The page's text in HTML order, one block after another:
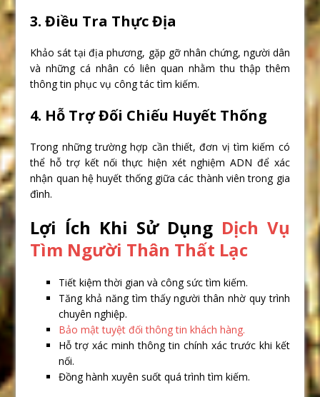
3. Điều Tra Thực Địa
Khảo sát tại địa phương, gặp gỡ nhân chứng, người dân
và những cá nhân có liên quan nhằm thu thập thêm
thông tin phục vụ công tác tìm kiếm.
4. Hỗ Trợ Đối Chiếu Huyết Thống
Trong những trường hợp cần thiết, đơn vị tìm kiếm có
thể hỗ trợ kết nối thực hiện xét nghiệm ADN để xác
nhận quan hệ huyết thống giữa các thành viên trong gia
đình.
Lợi Ích Khi Sử DụngDịch Vụ
Tìm Người Thân Thất Lạc
Tiết kiệm thời gian và công sức tìm kiếm.
Tăng khả năng tìm thấy người thân nhờ quy trình
chuyên nghiệp.
Bảo mật tuyệt đối thông tin khách hàng.
Hỗ trợ xác minh thông tin chính xác trước khi kết
nối.
Đồng hành xuyên suốt quá trình tìm kiếm.